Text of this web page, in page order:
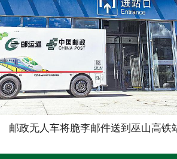
邮政无人车将脆李邮件送到巫山高铁